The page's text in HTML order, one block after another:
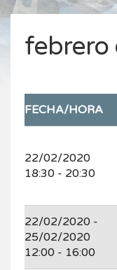
febrero
FECHA/HORA
22/02/2020
18:30 - 20:30
22/02/2020 -
25/02/2020
12:00 - 16:00